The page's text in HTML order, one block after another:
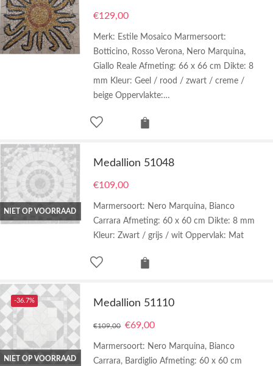
€129,00
Merk: Estile Mosaico Marmersoort:
Botticino, Rosso Verona, Nero Marquina,
Giallo Reale Afmeting: 66 x 66 cm Dikte: 8
mm Kleur: Geel / rood / zwart / creme /
beige Oppervlakte:…
NIET OP VOORRAAD
Medallion 51048
€109,00
Marmersoort: Nero Marquina, Bianco
Carrara Afmeting: 60 x 60 cm Dikte: 8 mm
Kleur: Zwart / grijs / wit Oppervlak: Mat
-36.7%
NIET OP VOORRAAD
Medallion 51110
€109,00 €69,00
Marmersoort: Nero Marquina, Bianco
Carrara, Bardiglio Afmeting: 60 x 60 cm